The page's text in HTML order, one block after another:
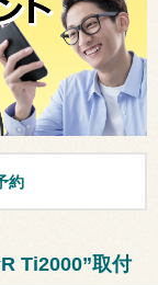
約
Ti2000”取付